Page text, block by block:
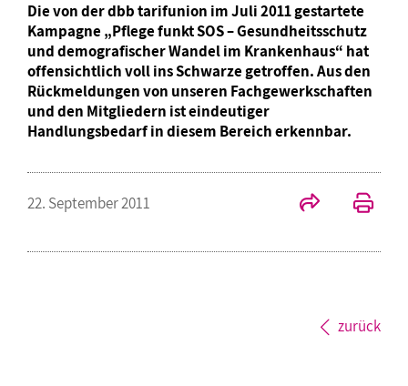
Die von der dbb tarifunion im Juli 2011 gestartete
Kampagne „Pflege funkt SOS – Gesundheitsschutz
und demografischer Wandel im Krankenhaus“ hat
offensichtlich voll ins Schwarze getroffen. Aus den
Rückmeldungen von unseren Fachgewerkschaften
und den Mitgliedern ist eindeutiger
Handlungsbedarf in diesem Bereich erkennbar.
22. September 2011
zurück